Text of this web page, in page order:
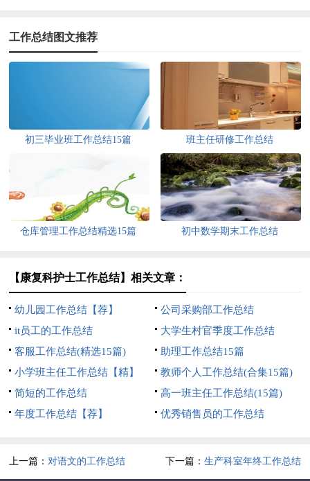
工作总结图文推荐
初三毕业班工作总结15篇 班主任研修工作总结
仓库管理工作总结精选15篇 初中数学期末工作总结
【康复科护士工作总结】相关文章：
幼儿园工作总结【荐】
公司采购部工作总结
it员工的工作总结
大学生村官季度工作总结
客服工作总结(精选15篇)
助理工作总结15篇
小学班主任工作总结【精】
教师个人工作总结(合集15篇)
简短的工作总结
高一班主任工作总结(15篇)
年度工作总结【荐】
优秀销售员的工作总结
上一篇：对语文的工作总结 下一篇： 生产科室年终工作总结